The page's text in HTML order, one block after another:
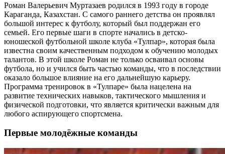
Роман Валерьевич Муртазаев родился в 1993 году в городе
Караганда, Казахстан. С самого раннего детства он проявлял
большой интерес к футболу, который был поддержан его
семьей. Его первые шаги в спорте начались в детско-
юношеской футбольной школе клуба «Тулпар», которая была
известна своим качественным подходом к обучению молодых
талантов. В этой школе Роман не только осваивал основы
футбола, но и учился быть частью команды, что в последствии
оказало большое влияние на его дальнейшую карьеру.
Программа тренировок в «Тулпаре» была нацелена на
развитие технических навыков, тактического мышления и
физической подготовки, что является критически важным для
любого аспирующего спортсмена.
Первые молодёжные команды